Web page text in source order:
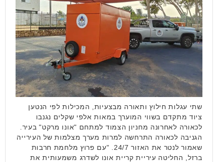
שתי עגלות חילוץ ותאורה מבצעיות, המכילות לפי הנטען
ציוד מתקדם בשווי המוערך במאות אלפי שקלים נגנבו
לכאורה לאחרונה מחניון הצמוד למתחם "אונו מרקט" בעיר.
הגניבה לכאורה התרחשה למרות מערך מצלמות של העירייה
שאמור לנטר את האזור 24/7. "עם פרוץ מלחמת חרבות
ברזל, החליטה עיריית קריית אונו לשדרג משמעותית את